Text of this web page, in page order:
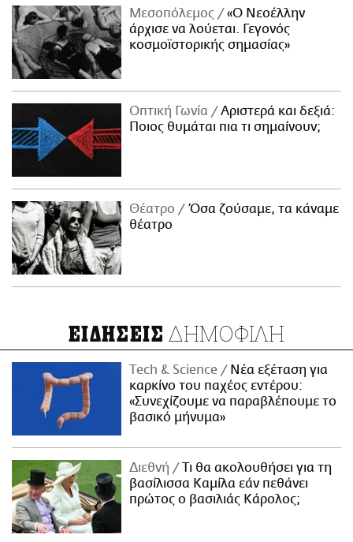
Μεσοπόλεμος
«Ο Νεοέλλην
άρχισε να λούεται. Γεγονός
κοσμοϊστορικής σημασίας»
Οπτική Γωνία
Αριστερά και δεξιά:
Ποιος θυμάται πια τι σημαίνουν;
Θέατρο
Όσα ζούσαμε, τα κάναμε
θέατρο
ΕΙΔΗΣΕΙΣ ΔΗΜΟΦΙΛΗ
Τech & Science
Νέα εξέταση για
καρκίνο του παχέος εντέρου:
«Συνεχίζουμε να παραβλέπουμε το
βασικό μήνυμα»
Διεθνή
Τι θα ακολουθήσει για τη
βασίλισσα Καμίλα εάν πεθάνει
πρώτος ο βασιλιάς Κάρολος;